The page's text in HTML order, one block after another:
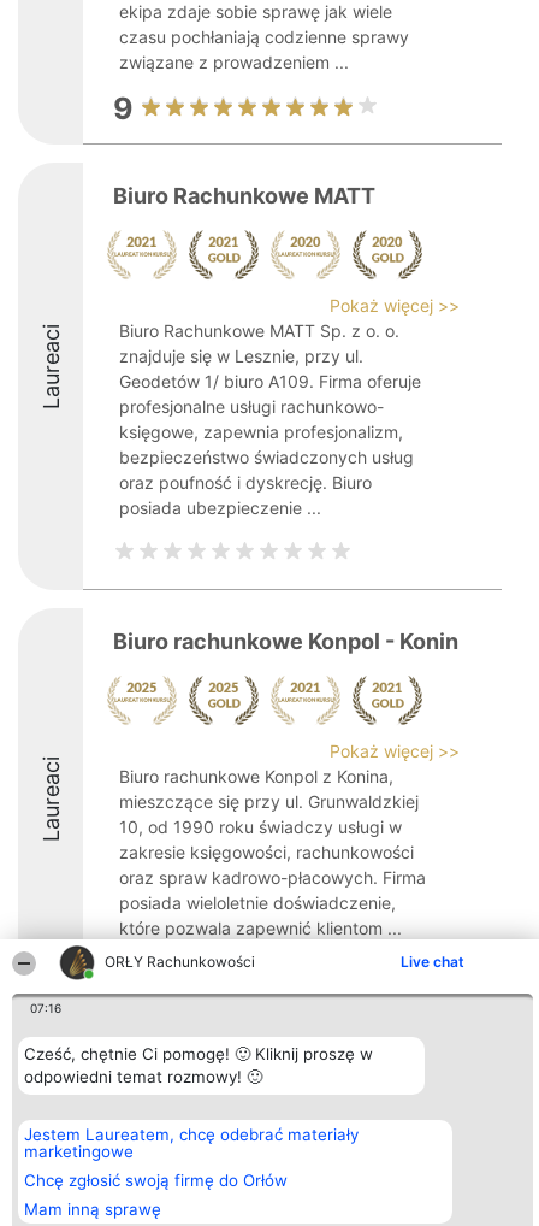
ORŁY Rachunkowości Live chat
07:16
Cześć, chętnie Ci pomogę! 🙂 Kliknij proszę w
odpowiedni temat rozmowy! 🙂
Jestem Laureatem, chcę odebrać materiały
marketingowe
Chcę zgłosić swoją firmę do Orłów
Mam inną sprawę
ekipa zdaje sobie sprawę jak wiele
czasu pochłaniają codzienne sprawy
związane z prowadzeniem ...
9
Laureaci
Biuro Rachunkowe MATT
Pokaż więcej >>
Biuro Rachunkowe MATT Sp. z o. o.
znajduje się w Lesznie, przy ul.
Geodetów 1/ biuro A109. Firma oferuje
profesjonalne usługi rachunkowo-
księgowe, zapewnia profesjonalizm,
bezpieczeństwo świadczonych usług
oraz poufność i dyskrecję. Biuro
posiada ubezpieczenie ...
Laureaci
Biuro rachunkowe Konpol - Konin
Pokaż więcej >>
Biuro rachunkowe Konpol z Konina,
mieszczące się przy ul. Grunwaldzkiej
10, od 1990 roku świadczy usługi w
zakresie księgowości, rachunkowości
oraz spraw kadrowo-płacowych. Firma
posiada wieloletnie doświadczenie,
które pozwala zapewnić klientom ...
Organizator plebiscytu
Bright Side Solutions sp. z o.
o. sp. k.
Wrocław 50-079
KRS 0000749100 | Regon
381313360 | NIP 8943132676
+48 508 492 400
Plebiscyt
Laureaci
Lista
Laureatów
Polityka
Kontakt